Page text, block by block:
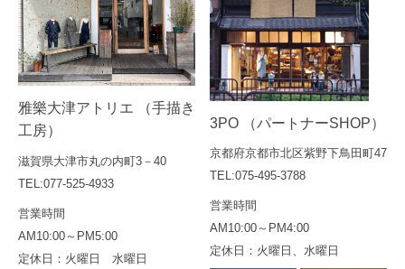
雅樂大津アトリエ （手描き
工房）
滋賀県大津市丸の内町3－40
TEL:077-525-4933
営業時間
AM10:00～PM5:00
定休日：火曜日 水曜日
3PO （パートナーSHOP）
京都府京都市北区紫野下鳥田町47
TEL:075-495-3788
営業時間
AM10:00～PM4:00
定休日：火曜日、水曜日